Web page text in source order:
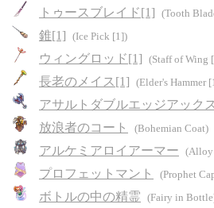
トゥースブレイド[1] (Tooth
錐[1] (Ice Pick [1])
ウィングロッド[1] (Staff of Wing
長老のメイス[1] (Elder's Hammer
アサルトダブルエッジアック
放浪者のコート (Bohemian Coat)
アルケミアロイアーマー (Alloy
プロフェットマント (Prophet
ボトルの中の精霊 (Fairy in